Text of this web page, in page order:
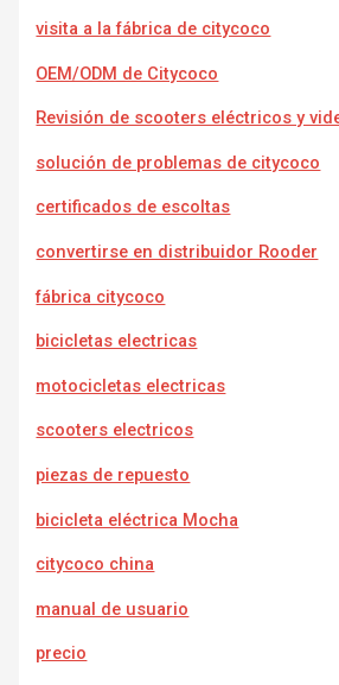
visita a la fábrica de citycoco
OEM/ODM de Citycoco
Revisión de scooters eléctricos y
solución de problemas de citycoco
certificados de escoltas
convertirse en distribuidor Rooder
fábrica citycoco
bicicletas electricas
motocicletas electricas
scooters electricos
piezas de repuesto
bicicleta eléctrica Mocha
citycoco china
manual de usuario
precio